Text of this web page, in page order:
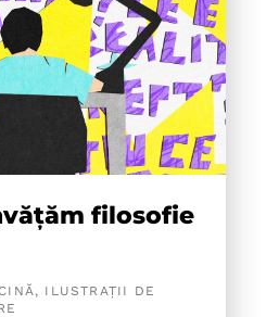
filosofie
ILUSTRAȚII DE